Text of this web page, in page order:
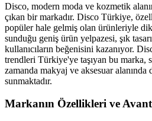
Disco, modern moda ve kozmetik
çıkan bir markadır. Disco Türkiye,
popüler hale gelmiş olan ürünleriyle
sunduğu geniş ürün yelpazesi, şık
kullanıcıların beğenisini kazanıyor.
trendleri Türkiye'ye taşıyan bu marka,
zamanda makyaj ve aksesuar alanında
sunmaktadır.
Markanın Özellikleri ve